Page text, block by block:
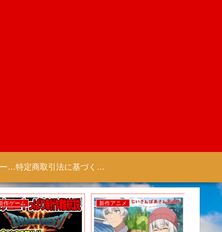
プライバシーポリシー 【Colorful Creation】 特定商取引法に基づく表記（商取引に関する開示）
ゲーム 新作アニメ